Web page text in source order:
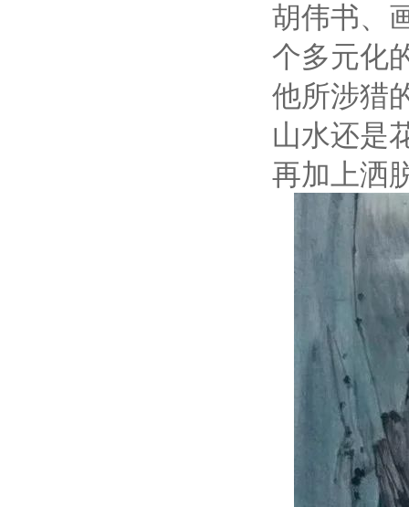
胡伟书、
个多元化
他所涉猎
山水还是
再加上洒